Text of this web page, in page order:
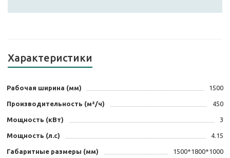
Характеристики
Рабочая ширина (мм) 1500
Производительность (м²/ч) 450
Мощность (кВт) 3
Мощность (л.с) 4.15
Габаритные размеры (мм) 1500*1800*1000